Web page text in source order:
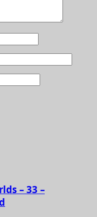
– 33 –